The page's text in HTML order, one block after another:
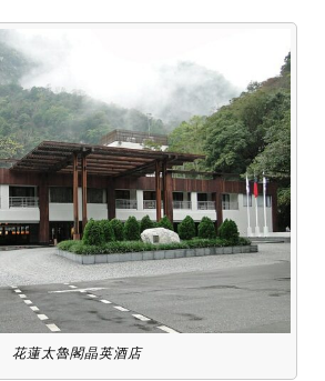
花蓮太魯閣晶英酒店